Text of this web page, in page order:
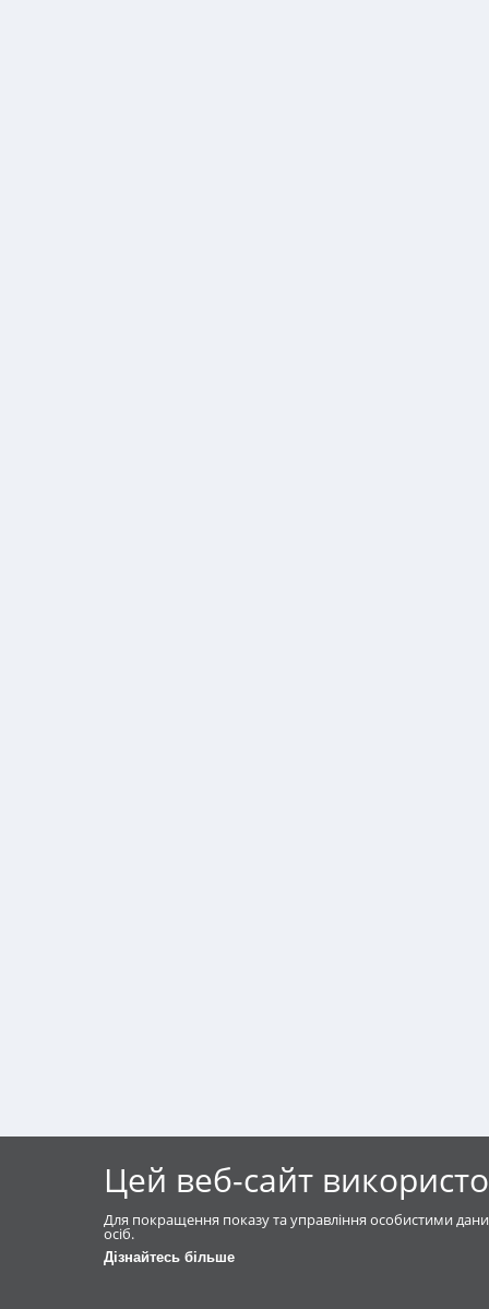
Цей веб-сайт
Для покращення показу та управління особистими
осіб.
Дізнайтесь більше